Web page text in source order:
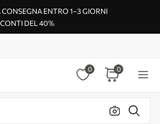
ENTRO 1–3 GIORNI
DEL 40%
0 0